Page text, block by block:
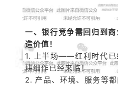
一、银行竞争需回归到
造价值！
1. 上半场——红利时代
耕细作已经来临！
2. 产品、环境、服务等